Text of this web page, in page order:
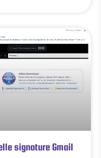
signature Gmail